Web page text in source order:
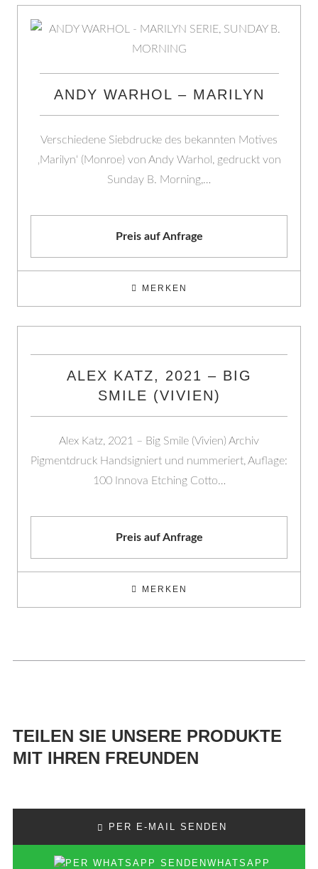
ANDY WARHOL – MARILYN
Verschiedene Siebdrucke des bekannten Motives
‚Marilyn‘ (Monroe) von Andy Warhol, gedruckt von
Sunday B. Morning,…
Preis auf Anfrage
MERKEN
ALEX KATZ, 2021 – BIG
SMILE (VIVIEN)
Alex Katz, 2021 – Big Smile (Vivien) Archiv
Pigmentdruck Handsigniert und nummeriert, Auflage:
100 Innova Etching Cotto…
Preis auf Anfrage
MERKEN
TEILEN SIE UNSERE PRODUKTE
MIT IHREN FREUNDEN
PER E-MAIL SENDEN